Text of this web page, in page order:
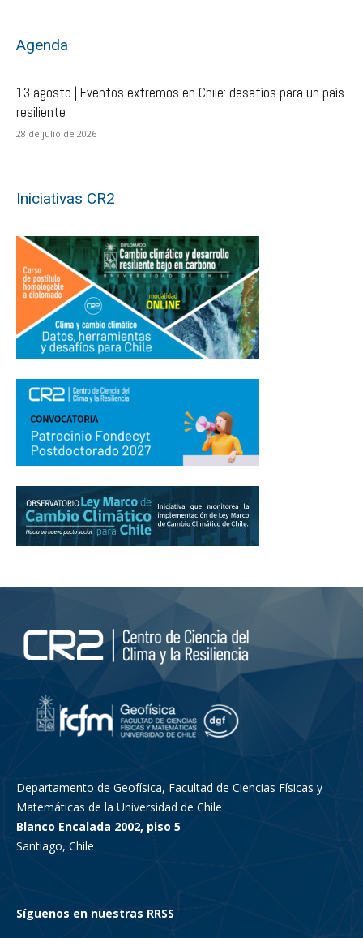
Agenda
13 agosto | Eventos extremos en Chile: desafíos para un país
resiliente
28 de julio de 2026
Iniciativas CR2
Departamento de Geofísica, Facultad de Ciencias Físicas y
Matemáticas de la Universidad de Chile
Blanco Encalada 2002, piso 5
Santiago, Chile
Síguenos en nuestras RRSS